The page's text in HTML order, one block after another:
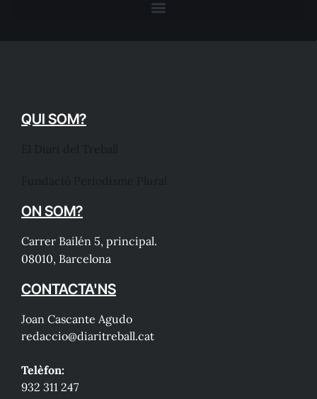
QUI SOM?
ON SOM?
Carrer Bailén 5, principal.
08010, Barcelona
CONTACTA'NS
Joan Cascante Agudo
redaccio@diaritreball.cat
Telèfon:
932 311 247